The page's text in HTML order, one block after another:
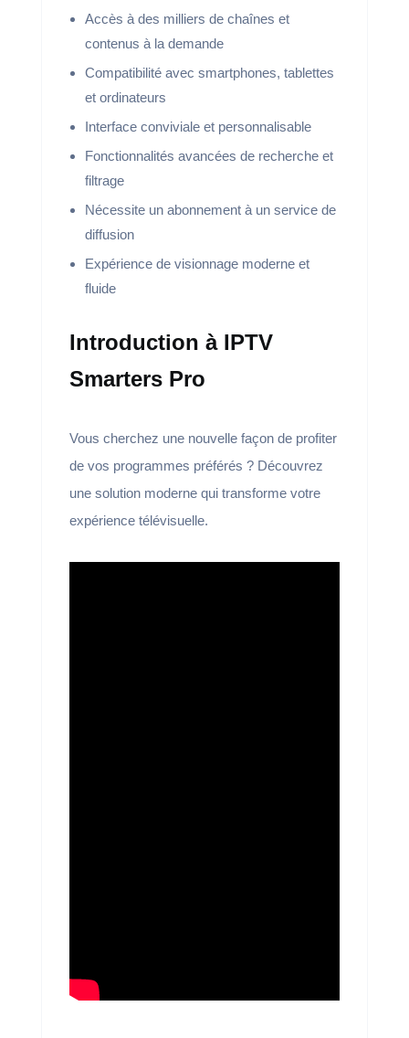
Accès à des milliers de chaînes et
contenus à la demande
Compatibilité avec smartphones, tablettes
et ordinateurs
Interface conviviale et personnalisable
Fonctionnalités avancées de recherche et
filtrage
Nécessite un abonnement à un service de
diffusion
Expérience de visionnage moderne et
fluide
Introduction à IPTV
Smarters Pro
Vous cherchez une nouvelle façon de profiter
de vos programmes préférés ? Découvrez
une solution moderne qui transforme votre
expérience télévisuelle.